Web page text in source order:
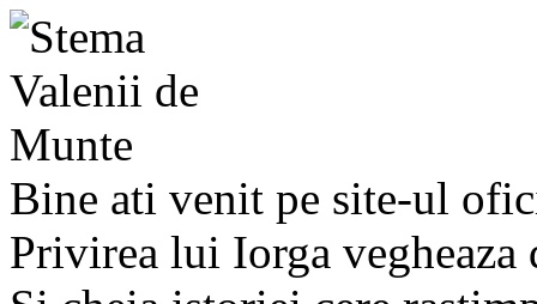
Bine ati venit pe site-ul
Privirea lui Iorga